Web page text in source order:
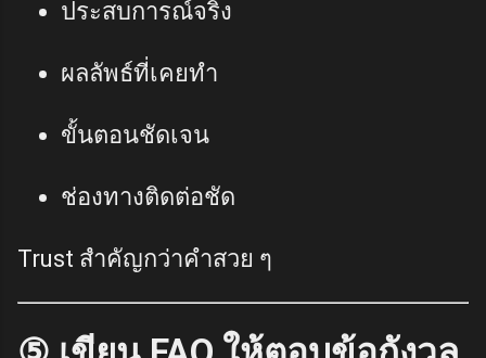
ประสบการณ์จริง
ผลลัพธ์ที่เคยทำ
ขั้นตอนชัดเจน
ช่องทางติดต่อชัด
Trust สำคัญกว่าคำสวย ๆ